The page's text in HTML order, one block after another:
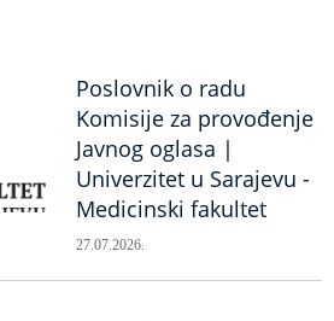
Poslovnik o radu
Komisije za provođenje
Javnog oglasa |
Univerzitet u Sarajevu -
Medicinski fakultet
27.07.2026.